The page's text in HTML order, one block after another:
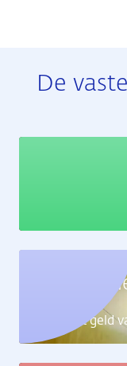
De
Leer alles over
Ontdek het geld